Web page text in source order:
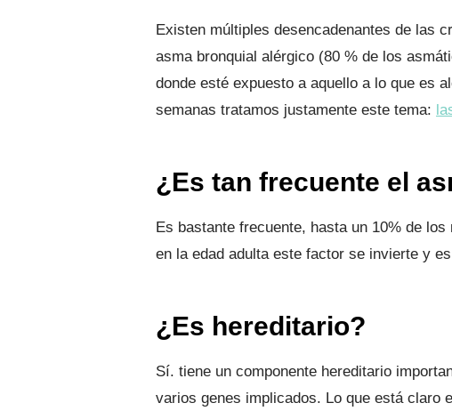
Existen múltiples desencadenantes de las
asma bronquial alérgico (80 % de los
donde esté expuesto a aquello a lo que es
semanas tratamos justamente este tema:
¿Es tan frecuente el
Es bastante frecuente, hasta un 10% de
en la edad adulta este factor se invierte y
¿Es hereditario?
Sí. tiene un componente hereditario
varios genes implicados. Lo que está claro